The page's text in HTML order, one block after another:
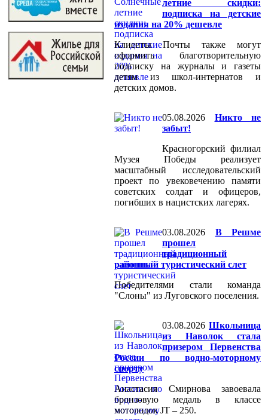
летние скидки:
подписка на детские
издания на 20% дешевле
Клиенты Почты также могут
оформить благотворительную
подписку на журналы и газеты
детям из школ-интернатов и
детских домов.
05.08.2026
Никто не
забыт!
Красногорский филиал
Музея Победы реализует
масштабный исследовательский
проект по увековечению памяти
советских солдат и офицеров,
погибших в нацистских лагерях.
03.08.2026
В Решме
прошел
традиционный
районный туристический слет
Победителями стали команда
"Слоны" из Луговского поселения.
03.08.2026 Школьница
из Наволок стала
призером Первенства
России по водно-моторному
спорту
Анастасия Смирнова завоевала
бронзовую медаль в классе
мотолодок JT – 250.